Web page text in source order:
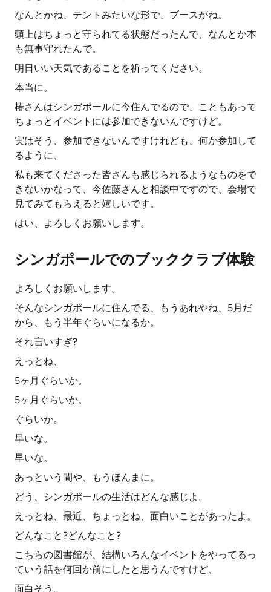
なんとかね、テントみたいな形で、ブースがね。
頭上はちょっと守られてる状態だったんで、なんとか本
も無事守れたんで。
明日いい天気であることを祈ってください。
本当に。
椿さんはシンガポールに今住んでるので、こともあって
ちょっとイベントには参加できないんですけど。
実はそう、参加できないんですけれども、何か参加して
るように、
私も来てくださった皆さんも感じられるようなものをで
きないかなって、今佐藤さんと相談中ですので、会場で
見てみてもらえると嬉しいです。
はい、よろしくお願いします。
シンガポールでのブッククラブ体験
よろしくお願いします。
そんなシンガポールに住んでる、もうあれやね、5月だ
から、もう半年ぐらいになるか。
それ言いすぎ?
えっとね、
5ヶ月ぐらいか。
5ヶ月ぐらいか。
ぐらいか。
早いな。
早いな。
あっという間や、もうほんまに。
どう、シンガポールの生活はどんな感じよ。
えっとね、最近、ちょっとね、面白いことがあったよ。
どんなこと?どんなこと?
こちらの図書館が、結構いろんなイベントをやってるっ
ていう話を何回か前にしたと思うんですけど、
面白そう。